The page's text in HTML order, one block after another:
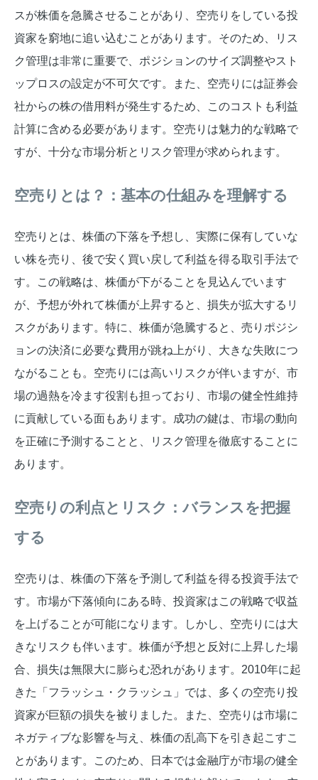
スが株価を急騰させることがあり、空売りをしている投
資家を窮地に追い込むことがあります。そのため、リス
ク管理は非常に重要で、ポジションのサイズ調整やスト
ップロスの設定が不可欠です。また、空売りには証券会
社からの株の借用料が発生するため、このコストも利益
計算に含める必要があります。空売りは魅力的な戦略で
すが、十分な市場分析とリスク管理が求められます。
空売りとは？：基本の仕組みを理解する
空売りとは、株価の下落を予想し、実際に保有していな
い株を売り、後で安く買い戻して利益を得る取引手法で
す。この戦略は、株価が下がることを見込んでいます
が、予想が外れて株価が上昇すると、損失が拡大するリ
スクがあります。特に、株価が急騰すると、売りポジシ
ョンの決済に必要な費用が跳ね上がり、大きな失敗につ
ながることも。空売りには高いリスクが伴いますが、市
場の過熱を冷ます役割も担っており、市場の健全性維持
に貢献している面もあります。成功の鍵は、市場の動向
を正確に予測することと、リスク管理を徹底することに
あります。
空売りの利点とリスク：バランスを把握
する
空売りは、株価の下落を予測して利益を得る投資手法で
す。市場が下落傾向にある時、投資家はこの戦略で収益
を上げることが可能になります。しかし、空売りには大
きなリスクも伴います。株価が予想と反対に上昇した場
合、損失は無限大に膨らむ恐れがあります。2010年に起
きた「フラッシュ・クラッシュ」では、多くの空売り投
資家が巨額の損失を被りました。また、空売りは市場に
ネガティブな影響を与え、株価の乱高下を引き起こすこ
とがあります。このため、日本では金融庁が市場の健全